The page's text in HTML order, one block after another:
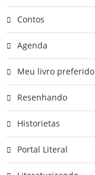
Contos
Agenda
Meu livro preferido
Resenhando
Historietas
Portal Literal